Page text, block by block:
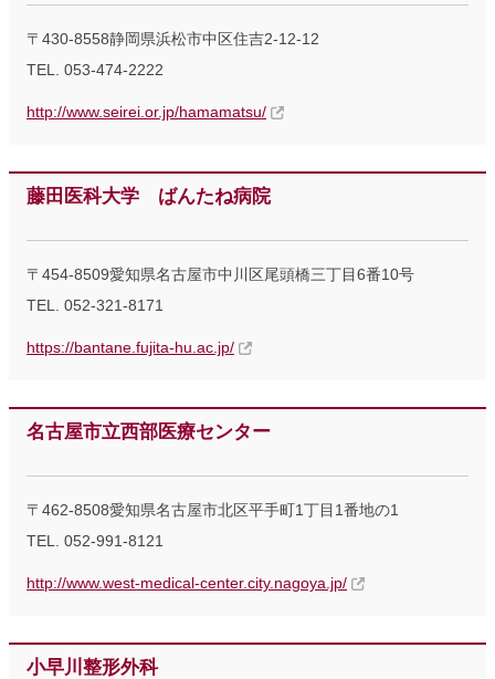
〒430-8558静岡県浜松市中区住吉2-12-12
TEL. 053-474-2222
http://www.seirei.or.jp/hamamatsu/
藤田医科大学 ばんたね病院
〒454-8509愛知県名古屋市中川区尾頭橋三丁目6番10号
TEL. 052-321-8171
https://bantane.fujita-hu.ac.jp/
名古屋市立西部医療センター
〒462-8508愛知県名古屋市北区平手町1丁目1番地の1
TEL. 052-991-8121
http://www.west-medical-center.city.nagoya.jp/
小早川整形外科